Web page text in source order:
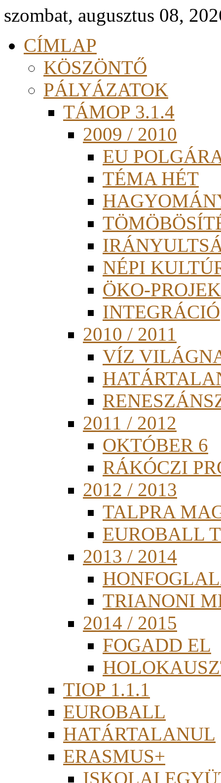
szombat, augusztus 08,
CÍMLAP
KÖSZÖNTŐ
PÁLYÁZATOK
TÁMOP 3.1.4
2009 / 2010
EU
TÉMA HÉT
NÉPI
ÖKO-
INTEGRÁCIÓ
2010 / 2011
VÍZ
2011 / 2012
OKTÓBER 6
RÁKÓCZI
2012 / 2013
TALPRA
EUROBALL
2013 / 2014
TRIANONI
2014 / 2015
FOGADD EL
TIOP 1.1.1
EUROBALL
HATÁRTALANUL
ERASMUS+
ISKOLAI